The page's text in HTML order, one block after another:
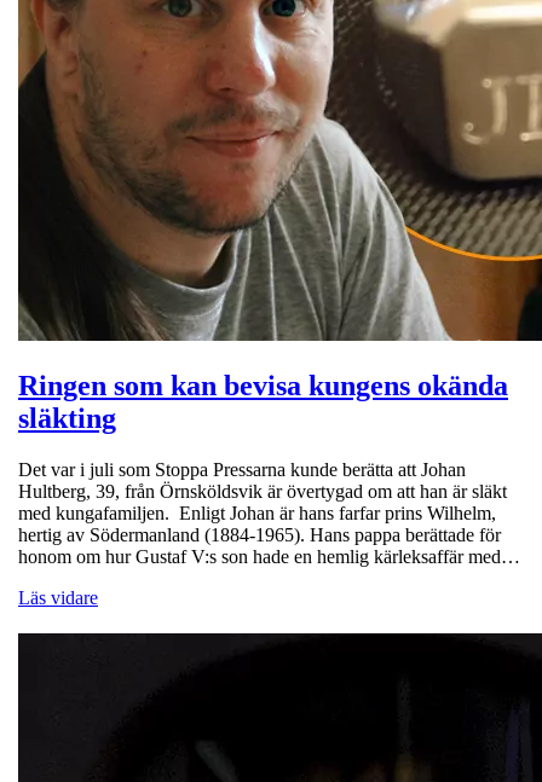
Ringen som kan bevisa kungens okända
släkting
Det var i juli som Stoppa Pressarna kunde berätta att Johan
Hultberg, 39, från Örnsköldsvik är övertygad om att han är släkt
med kungafamiljen. Enligt Johan är hans farfar prins Wilhelm,
hertig av Södermanland (1884-1965). Hans pappa berättade för
honom om hur Gustaf V:s son hade en hemlig kärleksaffär med…
Läs vidare